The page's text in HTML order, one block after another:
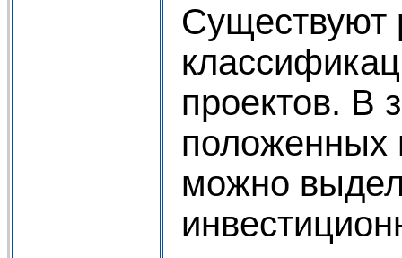
Существуют
проектов. В
положенных
можно